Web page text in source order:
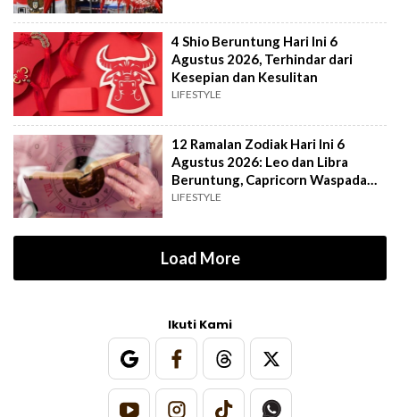
4 Shio Beruntung Hari Ini 6
Agustus 2026, Terhindar dari
Kesepian dan Kesulitan
LIFESTYLE
12 Ramalan Zodiak Hari Ini 6
Agustus 2026: Leo dan Libra
Beruntung, Capricorn Waspada
Konflik
LIFESTYLE
Load More
Ikuti Kami